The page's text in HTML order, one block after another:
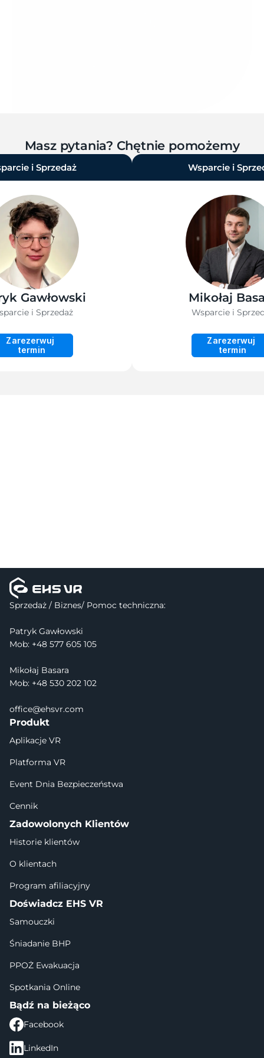
Masz pytania? Chętnie pomożemy
i Sprzedaż
Gawłowski
i Sprzedaż
Zarezerwuj
termin
Wsparcie i
Mikołaj
Wsparcie i
Zarezerwuj
termin
Sprzedaż / Biznes/ Pomoc techniczna:
Patryk Gawłowski
Mob: +48 577 605 105
Mikołaj Basara
Mob: +48 530 202 102
office@ehsvr.com
Produkt
Aplikacje VR
Platforma VR
Event Dnia Bezpieczeństwa
Cennik
Zadowolonych Klientów
Historie klientów
O klientach
Program afiliacyjny
Doświadcz EHS VR
Samouczki
Śniadanie BHP
PPOŻ Ewakuacja
Spotkania Online
Bądź na bieżąco
Facebook
LinkedIn